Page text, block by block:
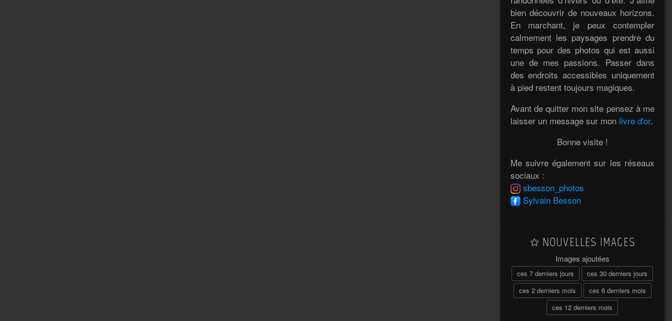
bien découvrir de nouveaux horizons.
En marchant, je peux contempler
calmement les paysages prendre du
temps pour des photos qui est aussi
une de mes passions. Passer dans
des endroits accessibles uniquement
à pied restent toujours magiques.
Avant de quitter mon site pensez à me
laisser un message sur mon livre d'or.
Bonne visite !
Me suivre également sur les réseaux
sociaux :
sbesson_photos
Sylvain Besson
NOUVELLES IMAGES
Images ajoutées
ces 7 derniers jours
ces 30 derniers jours
ces 2 derniers mois
ces 6 derniers mois
ces 12 derniers mois